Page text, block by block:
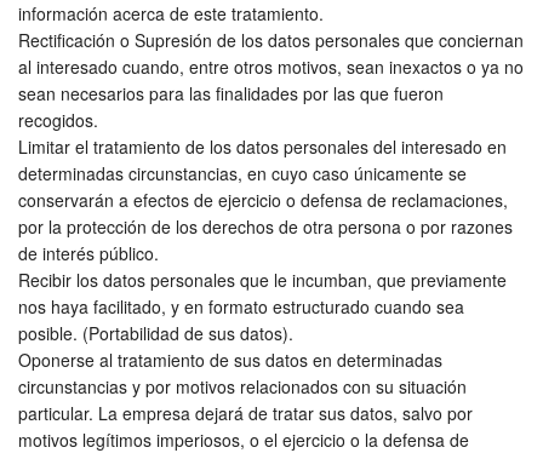
información acerca de este tratamiento.
Rectificación o Supresión de los datos personales que conciernan
al interesado cuando, entre otros motivos, sean inexactos o ya no
sean necesarios para las finalidades por las que fueron
recogidos.
Limitar el tratamiento de los datos personales del interesado en
determinadas circunstancias, en cuyo caso únicamente se
conservarán a efectos de ejercicio o defensa de reclamaciones,
por la protección de los derechos de otra persona o por razones
de interés público.
Recibir los datos personales que le incumban, que previamente
nos haya facilitado, y en formato estructurado cuando sea
posible. (Portabilidad de sus datos).
Oponerse al tratamiento de sus datos en determinadas
circunstancias y por motivos relacionados con su situación
particular. La empresa dejará de tratar sus datos, salvo por
motivos legítimos imperiosos, o el ejercicio o la defensa de